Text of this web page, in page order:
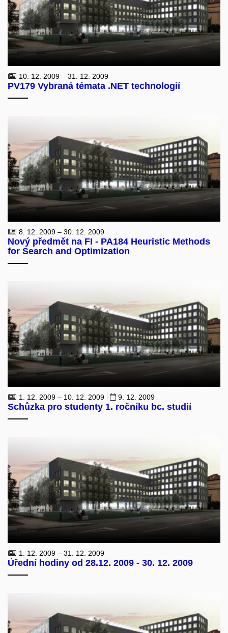
10. 12. 2009 – 31. 12. 2009
PV179 Vybraná témata .NET technologií
8. 12. 2009 – 30. 12. 2009
Nový předmět na FI - PA184 Heuristic Methods
for Search and Optimization
1. 12. 2009 – 10. 12. 2009 9. 12. 2009
Schůzka pro studenty 1. ročníku bc. studií
1. 12. 2009 – 31. 12. 2009
Úřední hodiny od 28.12. 2009 - 30. 12. 2009